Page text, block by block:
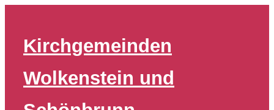
springen
Kirchgemeinden
Wolkenstein und